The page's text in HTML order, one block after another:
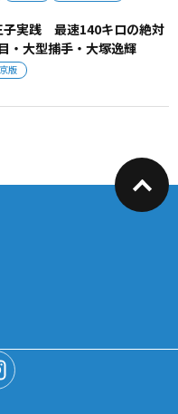
子実践 最速140キロの絶対
・大型捕手・大塚逸輝
版